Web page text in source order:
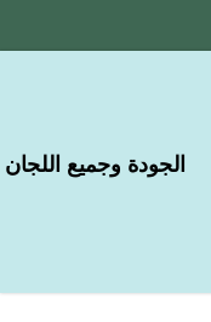
الجودة وجميع اللجان